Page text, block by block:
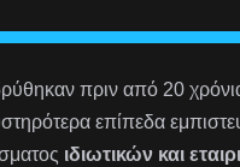
πριν από 20
επίπεδα
ιδιωτικών και